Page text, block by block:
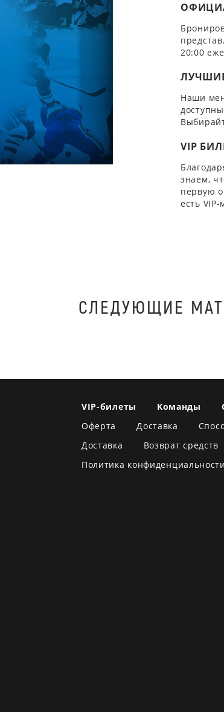
20:00
Наши
VIP
знаем,
первую
есть
СЛЕДУЮЩИЕ
VIP-билеты Команды
Оферта
Доставка
Доставка
Возврат средств
Политика конфиденциальности